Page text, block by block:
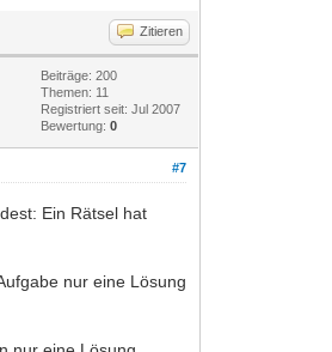
Zitieren
Beiträge: 200
Themen: 11
Registriert seit: Jul 2007
Bewertung:0
#7
Ein Rätsel hat
nur eine Lösung